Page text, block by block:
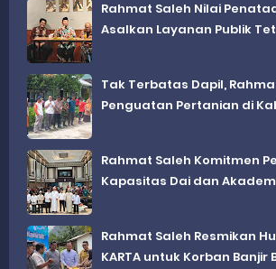
Rahmat Saleh Nilai
Asalkan Layanan Publik
Tak Terbatas Dapil,
Penguatan Pertanian di
Rahmat Saleh Komitmen
Kapasitas Dai dan
Rahmat Saleh Resmikan
KARTA untuk Korban Banjir